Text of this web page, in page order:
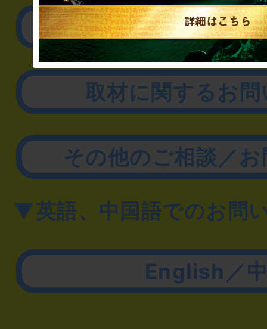
リアル脱出ゲーム制作
取材に関するお
その他のご相談／
▼英語、中国語でのお問
English／